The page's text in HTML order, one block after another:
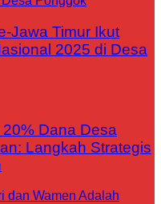
Jawa Timur Ikut
2025 di Desa
Dana Desa
Langkah Strategis